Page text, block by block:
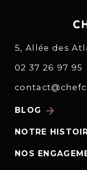
5, Allée des
02 37 26 97 95
BLOG arrow_forward
NOTRE
NOS